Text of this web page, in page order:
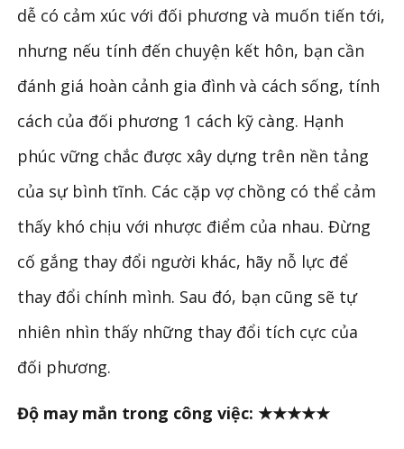
dễ có cảm xúc với đối phương và muốn tiến tới,
nhưng nếu tính đến chuyện kết hôn, bạn cần
đánh giá hoàn cảnh gia đình và cách sống, tính
cách của đối phương 1 cách kỹ càng. Hạnh
phúc vững chắc được xây dựng trên nền tảng
của sự bình tĩnh. Các cặp vợ chồng có thể cảm
thấy khó chịu với nhược điểm của nhau. Đừng
cố gắng thay đổi người khác, hãy nỗ lực để
thay đổi chính mình. Sau đó, bạn cũng sẽ tự
nhiên nhìn thấy những thay đổi tích cực của
đối phương.
Độ may mắn trong công việc: ★★★★★